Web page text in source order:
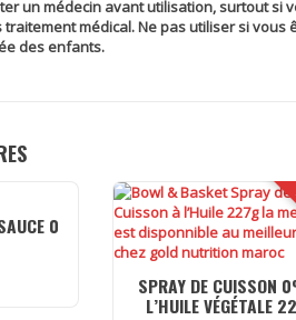
un médecin avant utilisation, surtout si
médical. Ne pas utiliser si vous
des enfants.
0
SPRAY DE CUISSON
L’HUILE VÉGÉTALE